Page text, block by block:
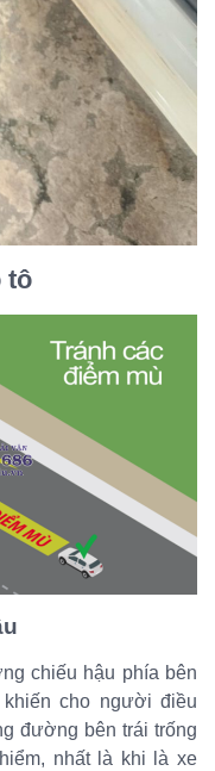
tô
chiếu hậu phía bên
cho người điều
đường bên trái trống
nhất là khi là xe